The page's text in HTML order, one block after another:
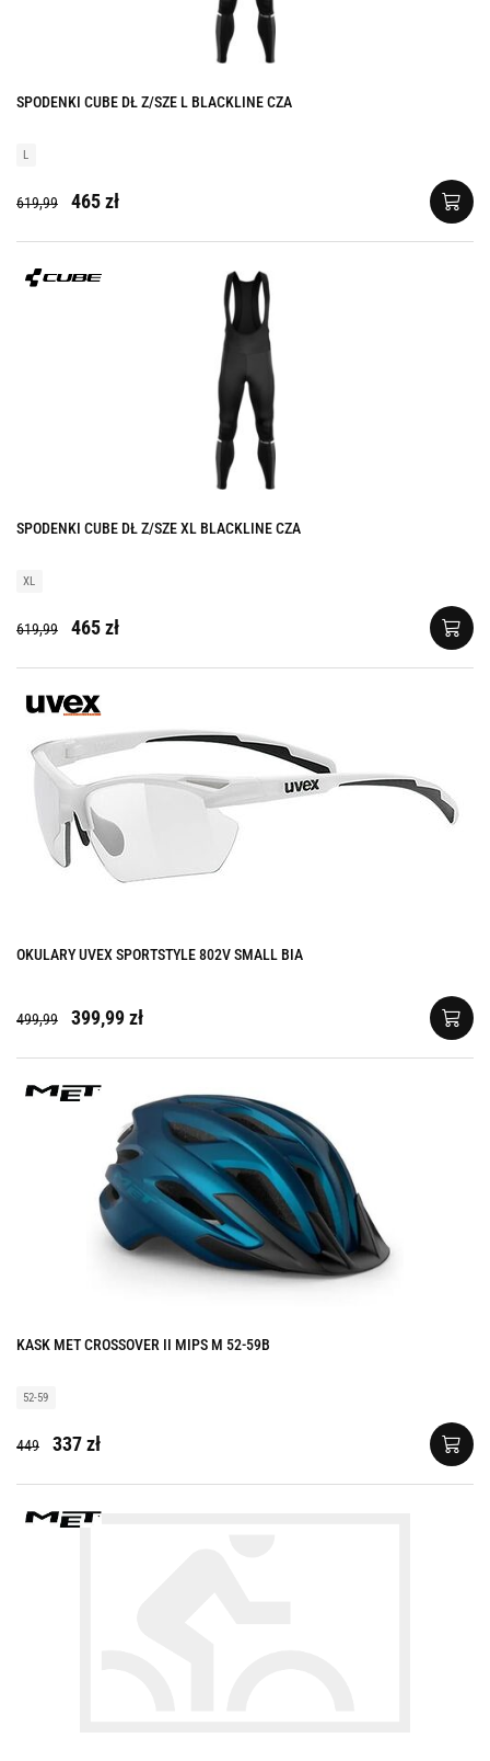
SPODENKI CUBE DŁ Z/SZE L BLACKLINE CZA
L
619,99 465 zł
SPODENKI CUBE DŁ Z/SZE XL BLACKLINE CZA
XL
619,99 465 zł
OKULARY UVEX SPORTSTYLE 802V SMALL BIA
499,99 399,99 zł
KASK MET CROSSOVER II MIPS M 52-59B
52-59
449 337 zł